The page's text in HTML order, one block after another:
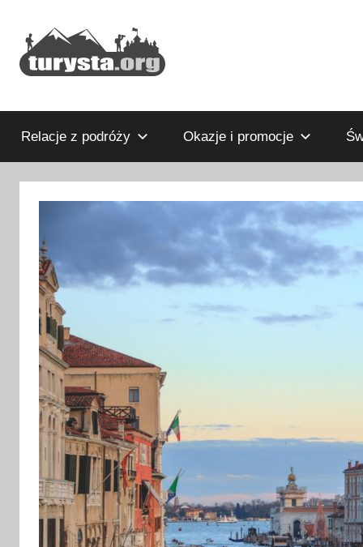
treści
Turysta.org
blog
podróżniczy
turystyczny
Relacje z podróży Okazje i promocje